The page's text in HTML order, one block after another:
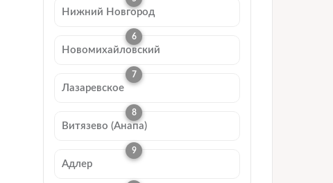
Нижний Новгород
Новомихайловский
Лазаревское
Витязево (Анапа)
Адлер